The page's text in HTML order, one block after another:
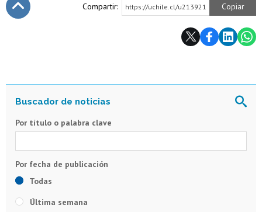
Compartir: https://uchile.cl/u213921 Copiar
Por título o palabra clave
Todas
Última semana